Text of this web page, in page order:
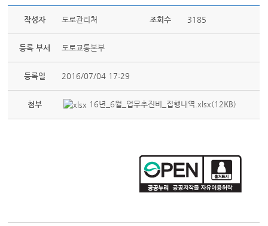
작성자 도로관리처 조회수 3185
등록 부서 도로교통본부
등록일 2016/07/04 17:29
첨부 16년_6월_업무추진비_집행내역.xlsx(12KB)